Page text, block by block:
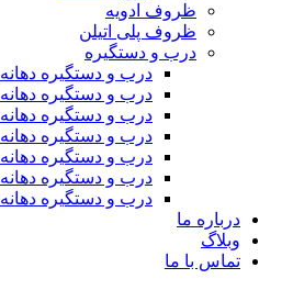
ظروف ادویه
ظروف پلی اتیلن
درب و دستگیره
درب و دستگیره دهانه 28
درب و دستگیره دهانه 38
درب و دستگیره دهانه 45
درب و دستگیره دهانه 60
درب و دستگیره دهانه 70
درب و دستگیره دهانه 90
درب و دستگیره دهانه 120
درباره ما
وبلاگ
تماس با ما